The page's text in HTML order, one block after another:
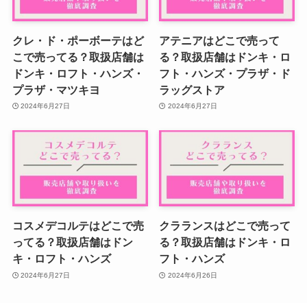
クレ・ド・ポーボーテはど
こで売ってる？取扱店舗は
ドンキ・ロフト・ハンズ・
プラザ・マツキヨ
2024年6月27日
アテニアはどこで売って
る？取扱店舗はドンキ・ロ
フト・ハンズ・プラザ・ド
ラッグストア
2024年6月27日
コスメデコルテはどこで売
ってる？取扱店舗はドン
キ・ロフト・ハンズ
2024年6月27日
クラランスはどこで売って
る？取扱店舗はドンキ・ロ
フト・ハンズ
2024年6月26日